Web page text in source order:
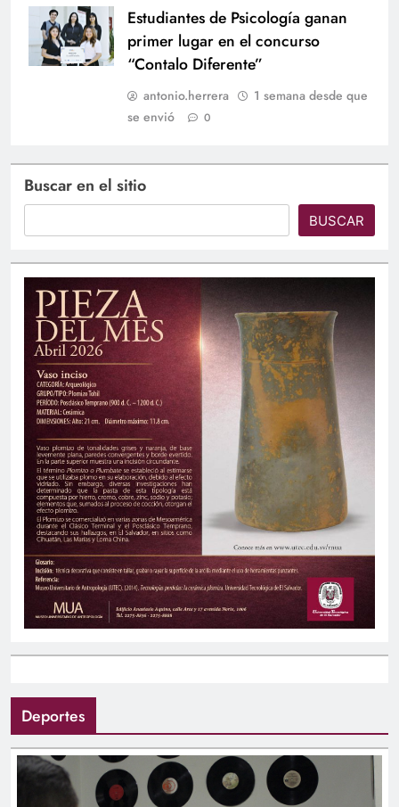
Estudiantes de Psicología ganan
primer lugar en el concurso
“Contalo Diferente”
antonio.herrera
1 semana desde que
se envió
0
Buscar en el sitio
BUSCAR
Deportes